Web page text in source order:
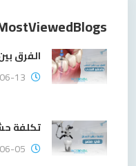
الفرق
13
تكلفة
05